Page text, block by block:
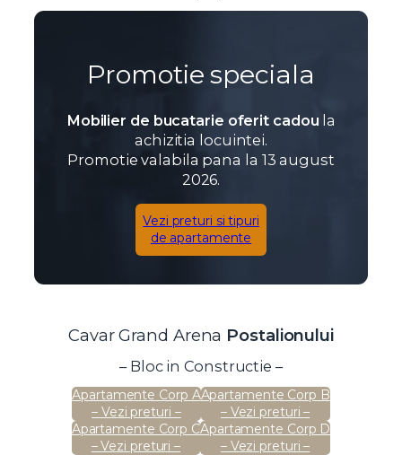
Promotie speciala
Mobilier de bucatarie oferit cadou la
achizitia locuintei.
Promotie valabila pana la 13 august
2026.
Vezi preturi si tipuri
de apartamente
Cavar Grand Arena Postalionului
– Bloc in Constructie –
Apartamente Corp A
– Vezi preturi –
Apartamente Corp B
– Vezi preturi –
Apartamente Corp C
– Vezi preturi –
Apartamente Corp D
– Vezi preturi –